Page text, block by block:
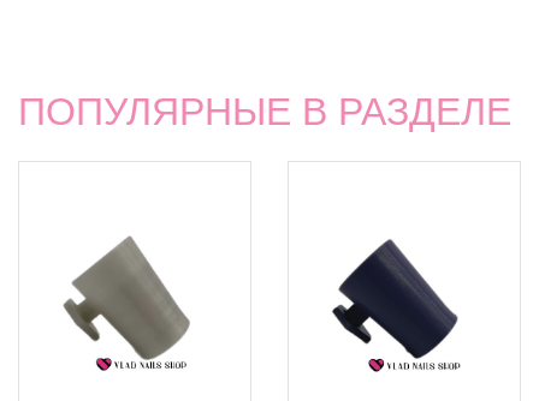
ПОПУЛЯРНЫЕ В РАЗДЕЛЕ